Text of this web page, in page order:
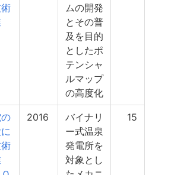
ムの開発
とその普
及を目的
としたポ
テンシャ
ルマップ
の高度化
2016
バイナリ
ー式温泉
発電所を
対象とし
15